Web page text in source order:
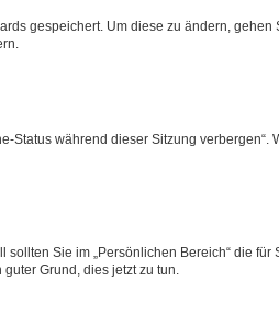
gespeichert. Um diese zu ändern,
während dieser Sitzung
Sie im „Persönlichen Bereich“ die
Grund, dies jetzt zu tun.